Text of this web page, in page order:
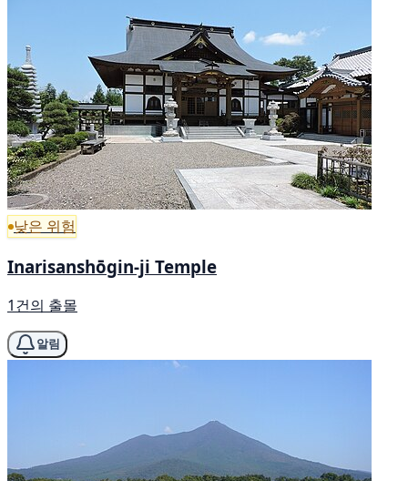
낮은 위험
Inarisanshōgin-ji Temple
1건의 출몰
알림